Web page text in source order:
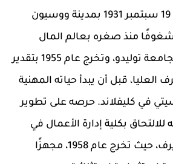
ولد جون ب. نيف في 19 سبتمبر 1931 بمدينة ووسيون
شغوفًا منذ صغره بعالم المال
والاستثمار. التحق بجامعة توليدو، وتخرج عام 1955 بتقدير
العليا، قبل أن يبدأ حياته المهنية
في كليفلاند. حرصه على تطوير
بكلية إدارة الأعمال في
جامعة ويسترن ريزيرف، حيث تخرج عام 1958، مجهزًا